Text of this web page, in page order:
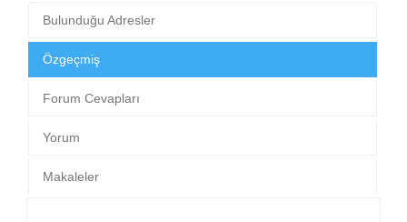
Bulunduğu Adresler
Özgeçmiş
Forum Cevapları
Yorum
Makaleler